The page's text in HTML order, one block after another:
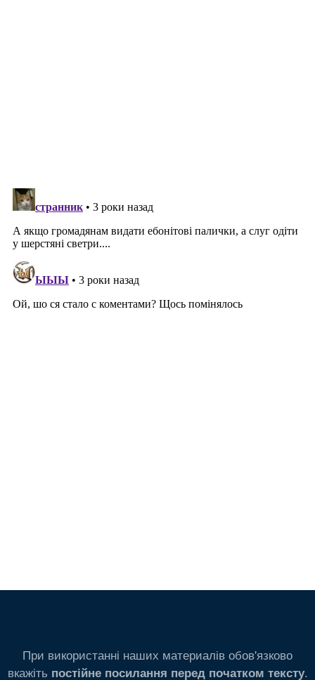
При використанні наших материалів обов'язково
вкажіть постійне посилання перед початком тексту.